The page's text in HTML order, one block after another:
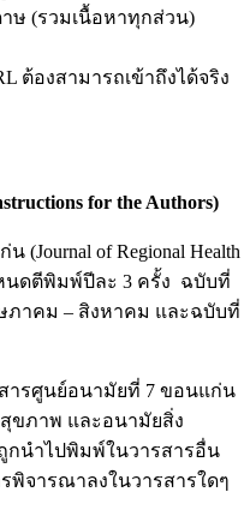
ษ (รวมเนื้อหาทุกส่วน)
ต้องสามารถเข้าถึงได้จริง
for the Authors)
of Regional Health
ำหนดตีพิมพ์ปีละ 3 ครั้ง ฉบับที่
ภาคม – สิงหาคม และฉบับที่
ารศูนย์อนามัยที่ 7 ขอนแก่น
ขภาพ และอนามัยสิ่ง
กนำไปพิมพ์ในวารสารอื่น
พิจารณาลงในวารสารใดๆ